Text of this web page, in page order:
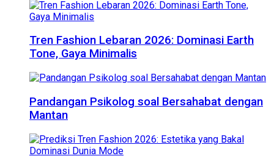
Tren Fashion Lebaran 2026: Dominasi Earth
Tone, Gaya Minimalis
Pandangan Psikolog soal Bersahabat dengan
Mantan